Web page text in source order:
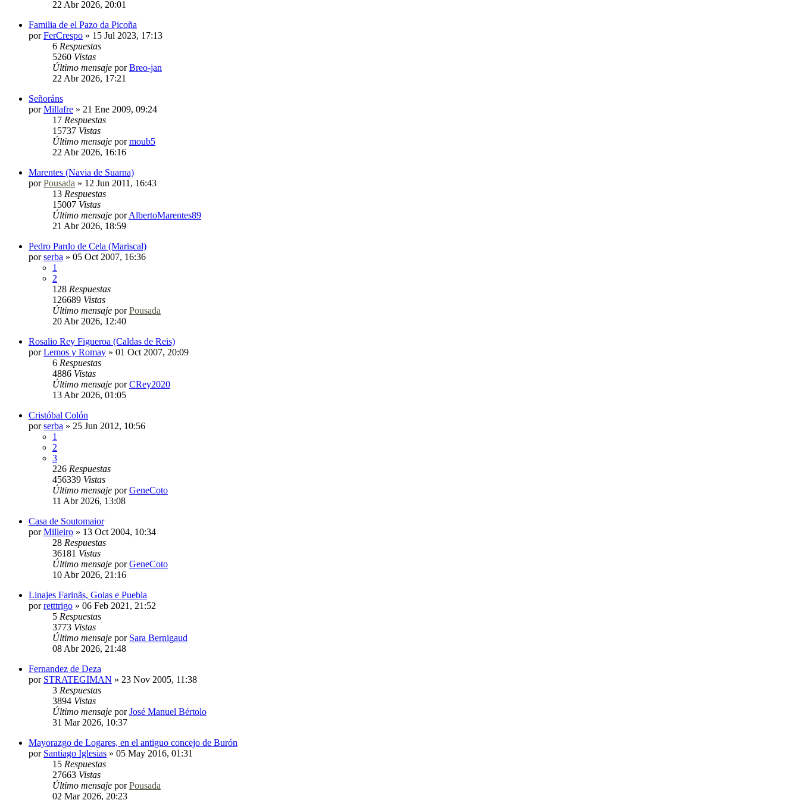
22 Abr 2026, 20:01
Familia de el Pazo da Picoña
porFerCrespo » 15 Jul 2023, 17:13
6 Respuestas
5260 Vistas
Último mensaje porBreo-jan
22 Abr 2026, 17:21
Señoráns
porMillafre » 21 Ene 2009, 09:24
17 Respuestas
15737 Vistas
Último mensaje pormoub5
22 Abr 2026, 16:16
Marentes (Navia de Suarna)
porPousada » 12 Jun 2011, 16:43
13 Respuestas
15007 Vistas
Último mensaje porAlbertoMarentes89
21 Abr 2026, 18:59
Pedro Pardo de Cela (Mariscal)
porserba » 05 Oct 2007, 16:36
1
2
128 Respuestas
126689 Vistas
Último mensaje porPousada
20 Abr 2026, 12:40
Rosalio Rey Figueroa (Caldas de Reis)
porLemos y Romay » 01 Oct 2007, 20:09
6 Respuestas
4886 Vistas
Último mensaje porCRey2020
13 Abr 2026, 01:05
Cristóbal Colón
porserba » 25 Jun 2012, 10:56
1
2
3
226 Respuestas
456339 Vistas
Último mensaje porGeneCoto
11 Abr 2026, 13:08
Casa de Soutomaior
porMilleiro » 13 Oct 2004, 10:34
28 Respuestas
36181 Vistas
Último mensaje porGeneCoto
10 Abr 2026, 21:16
Linajes Farinãs, Goias e Puebla
porretttrigo » 06 Feb 2021, 21:52
5 Respuestas
3773 Vistas
Último mensaje por Sara Bernigaud
08 Abr 2026, 21:48
Fernandez de Deza
por STRATEGIMAN » 23 Nov 2005, 11:38
3 Respuestas
3894 Vistas
Último mensaje porJosé Manuel Bértolo
31 Mar 2026, 10:37
Mayorazgo de Logares, en el antiguo concejo de Burón
por Santiago Iglesias » 05 May 2016, 01:31
15 Respuestas
27663 Vistas
Último mensaje porPousada
02 Mar 2026, 20:23